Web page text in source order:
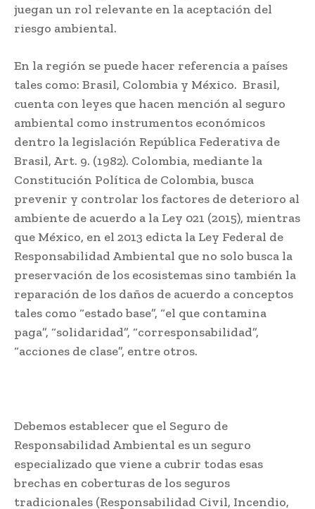
juegan un rol relevante en la aceptación del
riesgo ambiental.
En la región se puede hacer referencia a países
tales como: Brasil, Colombia y México. Brasil,
cuenta con leyes que hacen mención al seguro
ambiental como instrumentos económicos
dentro la legislación República Federativa de
Brasil, Art. 9. (1982). Colombia, mediante la
Constitución Política de Colombia, busca
prevenir y controlar los factores de deterioro al
ambiente de acuerdo a la Ley 021 (2015), mientras
que México, en el 2013 edicta la Ley Federal de
Responsabilidad Ambiental que no solo busca la
preservación de los ecosistemas sino también la
reparación de los daños de acuerdo a conceptos
tales como “estado base”, “el que contamina
paga”, “solidaridad”, “corresponsabilidad”,
“acciones de clase”, entre otros.
Debemos establecer que el Seguro de
Responsabilidad Ambiental es un seguro
especializado que viene a cubrir todas esas
brechas en coberturas de los seguros
tradicionales (Responsabilidad Civil, Incendio,